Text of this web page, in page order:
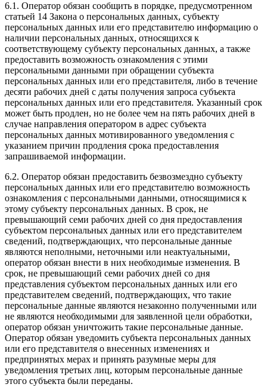
6.1. Оператор обязан сообщить в порядке, предусмотренном
статьей 14 Закона о персональных данных, субъекту
персональных данных или его представителю информацию о
наличии персональных данных, относящихся к
соответствующему субъекту персональных данных, а также
предоставить возможность ознакомления с этими
персональными данными при обращении субъекта
персональных данных или его представителя, либо в течение
десяти рабочих дней с даты получения запроса субъекта
персональных данных или его представителя. Указанный срок
может быть продлен, но не более чем на пять рабочих дней в
случае направления оператором в адрес субъекта
персональных данных мотивированного уведомления с
указанием причин продления срока предоставления
запрашиваемой информации.
6.2. Оператор обязан предоставить безвозмездно субъекту
персональных данных или его представителю возможность
ознакомления с персональными данными, относящимися к
этому субъекту персональных данных. В срок, не
превышающий семи рабочих дней со дня предоставления
субъектом персональных данных или его представителем
сведений, подтверждающих, что персональные данные
являются неполными, неточными или неактуальными,
оператор обязан внести в них необходимые изменения. В
срок, не превышающий семи рабочих дней со дня
представления субъектом персональных данных или его
представителем сведений, подтверждающих, что такие
персональные данные являются незаконно полученными или
не являются необходимыми для заявленной цели обработки,
оператор обязан уничтожить такие персональные данные.
Оператор обязан уведомить субъекта персональных данных
или его представителя о внесенных изменениях и
предпринятых мерах и принять разумные меры для
уведомления третьих лиц, которым персональные данные
этого субъекта были переданы.